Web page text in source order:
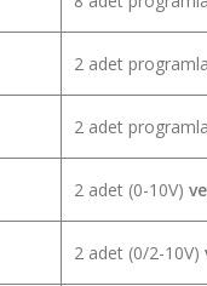
2 adet
2 adet
2 adet (0-10V)
2 adet (0/2-10V)